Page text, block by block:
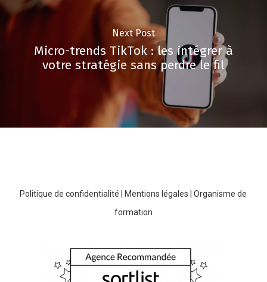
Next Post
Micro-trends TikTok : les intégrer à
votre stratégie sans perdre le fil
Politique de confidentialité Mentions légales |Organisme de
formation